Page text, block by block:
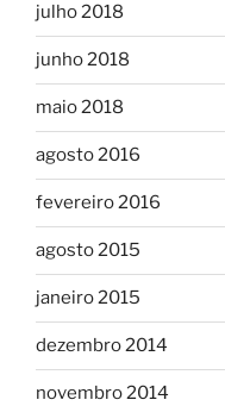
julho 2018
junho 2018
maio 2018
agosto 2016
fevereiro 2016
agosto 2015
janeiro 2015
dezembro 2014
novembro 2014